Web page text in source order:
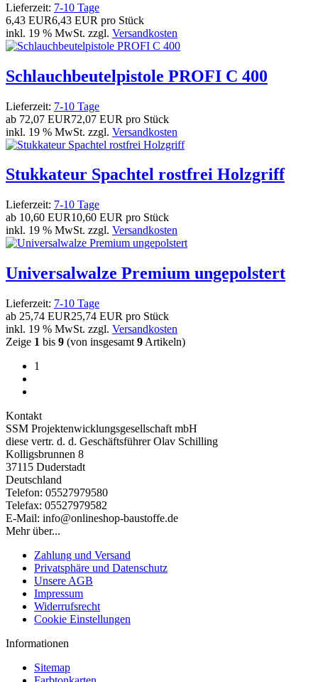
Lieferzeit: 7-10 Tage
6,43 EUR6,43 EUR pro Stück
inkl. 19 % MwSt. zzgl. Versandkosten
Schlauchbeutelpistole PROFI C 400
Lieferzeit: 7-10 Tage
ab 72,07 EUR72,07 EUR pro Stück
inkl. 19 % MwSt. zzgl. Versandkosten
Stukkateur Spachtel rostfrei Holzgriff
Lieferzeit: 7-10 Tage
ab 10,60 EUR10,60 EUR pro Stück
inkl. 19 % MwSt. zzgl. Versandkosten
Universalwalze Premium ungepolstert
Lieferzeit: 7-10 Tage
ab 25,74 EUR25,74 EUR pro Stück
inkl. 19 % MwSt. zzgl. Versandkosten
Zeige 1 bis 9 (von insgesamt 9 Artikeln)
1
Kontakt
SSM Projektenwicklungsgesellschaft mbH
diese vertr. d. d. Geschäftsführer Olav Schilling
Kolligsbrunnen 8
37115 Duderstadt
Deutschland
Telefon: 05527979580
Telefax: 05527979582
E-Mail: info@onlineshop-baustoffe.de
Mehr über...
Zahlung und Versand
Privatsphäre und Datenschutz
Unsere AGB
Impressum
Widerrufsrecht
Cookie Einstellungen
Informationen
Sitemap